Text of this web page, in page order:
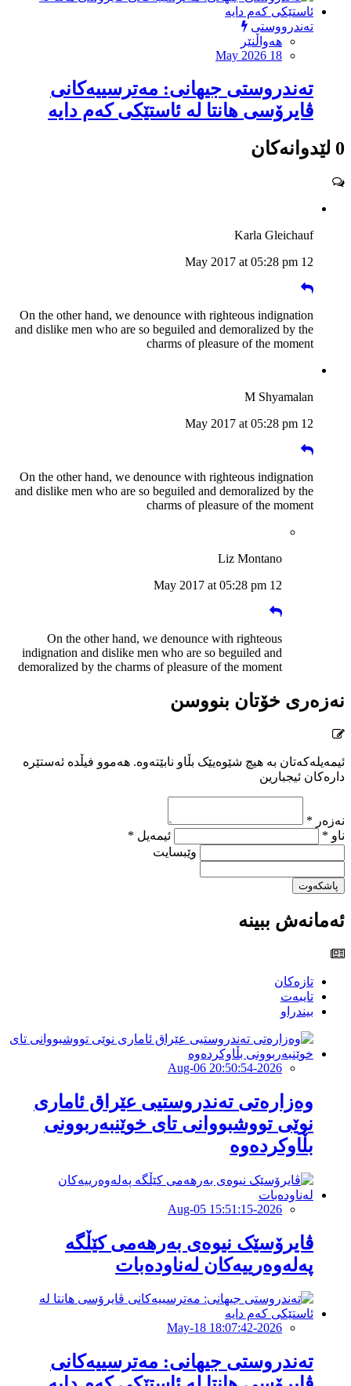
تەندرووستی
هەواڵنێر
May 2026 18
تەندروستی جیهانی: مەترسییەکانی
ڤایرۆسی هانتا لە ئاستێکی کەم دایە
0 لێدوانەکان
Karla Gleichauf
12 May 2017 at 05:28 pm
On the other hand, we denounce with righteous indignation
and dislike men who are so beguiled and demoralized by the
charms of pleasure of the moment
M Shyamalan
12 May 2017 at 05:28 pm
On the other hand, we denounce with righteous indignation
and dislike men who are so beguiled and demoralized by the
charms of pleasure of the moment
Liz Montano
12 May 2017 at 05:28 pm
On the other hand, we denounce with righteous
indignation and dislike men who are so beguiled and
demoralized by the charms of pleasure of the moment
نەزەری خۆتان بنووسن
ئیمەیلەکەتان بە هیچ شێوەیێک بڵاو نابێتەوە. هەموو فیڵدە ئەستێرە
دارەکان ئیجبارین
نەزەر *
ناو *
ئیمەیل *
وێبسایت
پاشکەوت
ئەمانەش ببینە
تازەکان
تایبەت
بیندراو
2026-Aug-06 20:50:54
وەزارەتی تەندروستیی عێراق ئاماری
نوێی تووشبووانی تای خوێنبەربوونی
بڵاوکردەوە
2026-Aug-05 15:51:15
ڤایرۆسێک نیوەی بەرهەمی کێڵگە
پەلەوەرییەکان لەناودەبات
2026-May-18 18:07:42
تەندروستی جیهانی: مەترسییەکانی